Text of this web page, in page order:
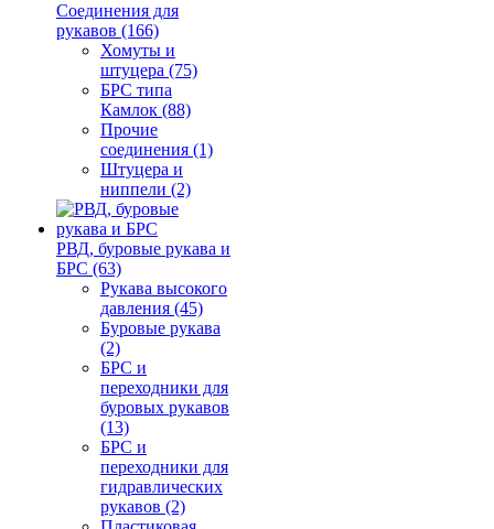
Соединения для
рукавов (166)
Хомуты и
штуцера (75)
БРС типа
Камлок (88)
Прочие
соединения (1)
Штуцера и
ниппели (2)
РВД, буровые рукава и
БРС (63)
Рукава высокого
давления (45)
Буровые рукава
(2)
БРС и
переходники для
буровых рукавов
(13)
БРС и
переходники для
гидравлических
рукавов (2)